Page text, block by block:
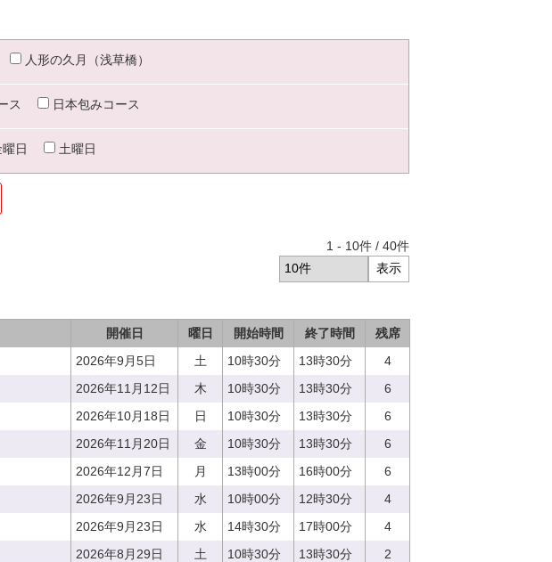
人形の久月（浅草橋）
ス 日本包みコース
日 土曜日
1 - 10件 / 40件
開催日 曜日 開始時間 終了時間
残席
2026年9月5日 土 10時30分 13時30分
4
2026年11月12日 木 10時30分 13時30分
6
2026年10月18日 日 10時30分 13時30分
6
2026年11月20日 金 10時30分 13時30分
6
2026年12月7日 月 13時00分 16時00分
6
2026年9月23日 水 10時00分 12時30分
4
2026年9月23日 水 14時30分 17時00分
4
2026年8月29日 土 10時30分 13時30分
2